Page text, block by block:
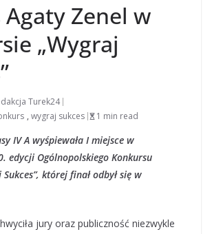
Agaty Zenel w
„Wygraj
Turek24
, wygraj sukces 1 min read
IV A wyśpiewała I miejsce w
edycji Ogólnopolskiego Konkursu
której finał odbył się w
jury oraz publiczność niezwykle